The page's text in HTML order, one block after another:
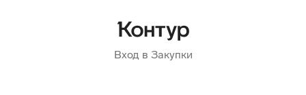
Вход в Закупки